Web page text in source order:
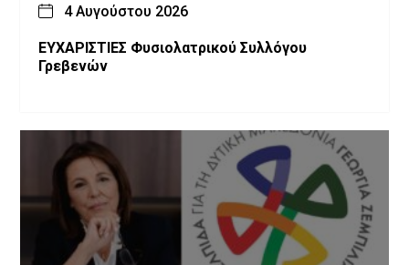
4 Αυγούστου 2026
ΕΥΧΑΡΙΣΤΙΕΣ Φυσιολατρικού Συλλόγου
Γρεβενών